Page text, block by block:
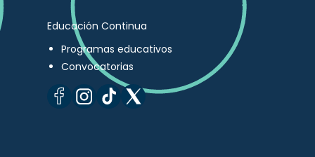
Educación Continua
Programas educativos
Convocatorias